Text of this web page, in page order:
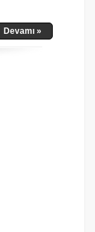
Devamı »